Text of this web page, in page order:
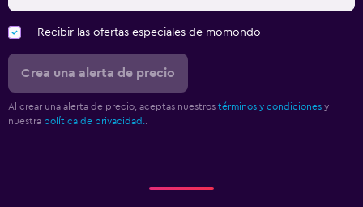
Recibir las ofertas especiales de momondo
Crea una alerta de precio
Al crear una alerta de precio, aceptas nuestros términos y condiciones y
nuestra política de privacidad.